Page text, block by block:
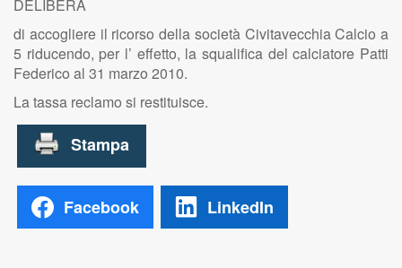
DELIBERA
di accogliere il ricorso della società Civitavecchia Calcio a
5 riducendo, per l’ effetto, la squalifica del calciatore Patti
Federico al 31 marzo 2010.
La tassa reclamo si restituisce.
Facebook LinkedIn